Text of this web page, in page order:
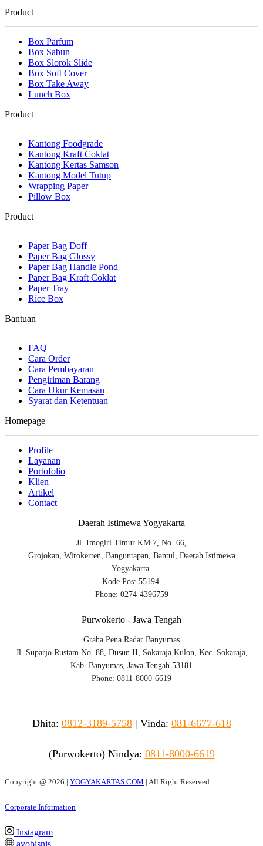
Product
Box Parfum
Box Sabun
Box Slorok Slide
Box Soft Cover
Box Take Away
Lunch Box
Product
Kantong Foodgrade
Kantong Kraft Coklat
Kantong Kertas Samson
Kantong Model Tutup
Wrapping Paper
Pillow Box
Product
Paper Bag Doff
Paper Bag Glossy
Paper Bag Handle Pond
Paper Bag Kraft Coklat
Paper Tray
Rice Box
Bantuan
FAQ
Cara Order
Cara Pembayaran
Pengiriman Barang
Cara Ukur Kemasan
Syarat dan Ketentuan
Homepage
Profile
Layanan
Portofolio
Klien
Artikel
Contact
Daerah Istimewa Yogyakarta
Jl. Imogiri Timur KM 7, No. 66,
Grojokan, Wirokerten, Banguntapan, Bantul, Daerah Istimewa
Yogyakarta.
Kode Pos: 55194.
Phone: 0274-4396759
Purwokerto - Jawa Tengah
Graha Pena Radar Banyumas
Jl. Suparjo Rustam No. 88, Dusun II, Sokaraja Kulon, Kec. Sokaraja,
Kab. Banyumas, Jawa Tengah 53181
Phone: 0811-8000-6619
Dhita: 0812-3189-5758| Vinda: 081-6677-618
(Purwokerto) Nindya: 0811-8000-6619
Copyright @ 2026 | YOGYAKARTAS.COM | All Right Reserved.
Corporate Information
Instagram